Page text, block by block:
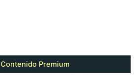
Contenido Premium